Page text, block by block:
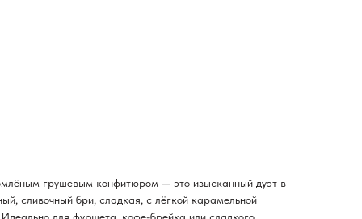
грушевым конфитюром — это изысканный дуэт в
сливочный бри, сладкая, с лёгкой карамельной